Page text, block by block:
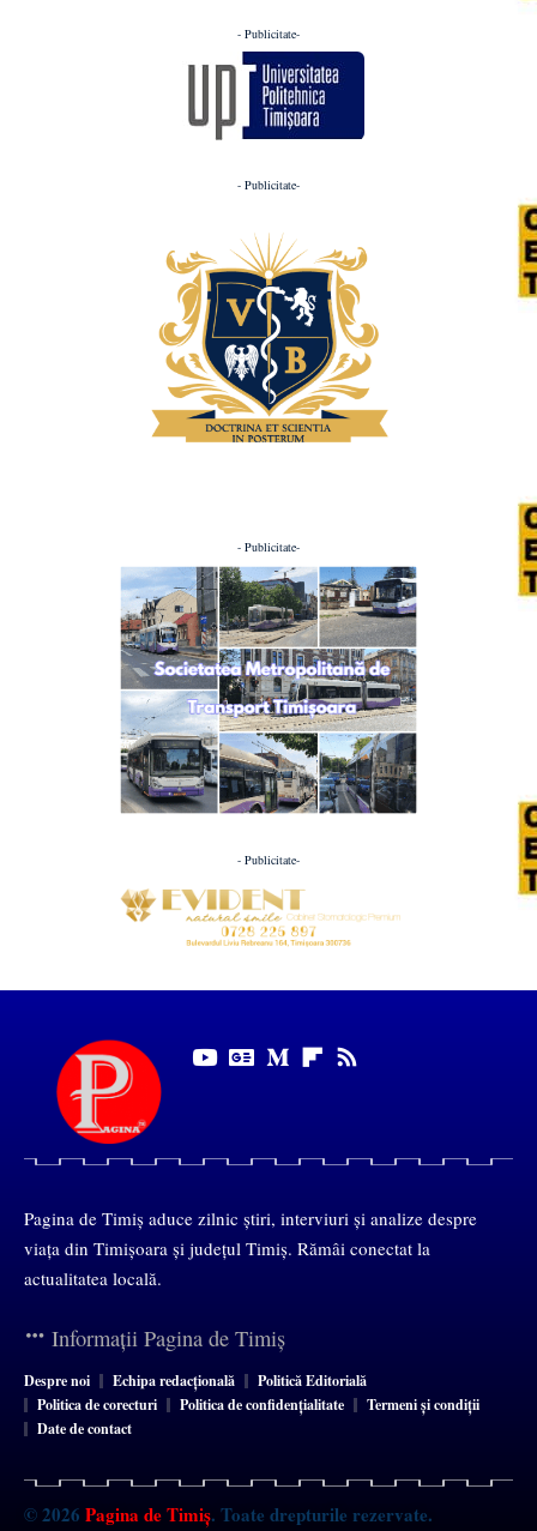
- Publicitate-
- Publicitate-
- Publicitate-
- Publicitate-
Pagina de Timiș aduce zilnic știri, interviuri și analize despre
viața din Timișoara și județul Timiș. Rămâi conectat la
actualitatea locală.
Informații Pagina de Timiș
Despre noi Echipa redacțională
Politică Editorială
Politica de corecturi
Politica de confidențialitate
Termeni și condiții
Date de contact
© 2026 Pagina de Timiș. Toate drepturile rezervate.